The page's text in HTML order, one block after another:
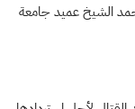
الشيخ عميد جامعة